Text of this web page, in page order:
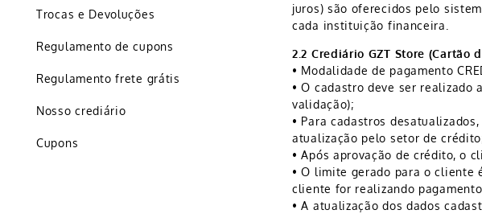
Trocas e Devoluções
Regulamento de cupons
Regulamento frete grátis
Nosso crediário
Cupons
juros) são oferecidos pelo
cada instituição financeira.
2.2 Crediário GZT Store (Cartão
• Modalidade de pagamento
• O cadastro deve ser realizado
validação);
• Para cadastros
atualização pelo setor de
• Após aprovação de crédito, o
• O limite gerado para o cliente
cliente for realizando
• A atualização dos dados